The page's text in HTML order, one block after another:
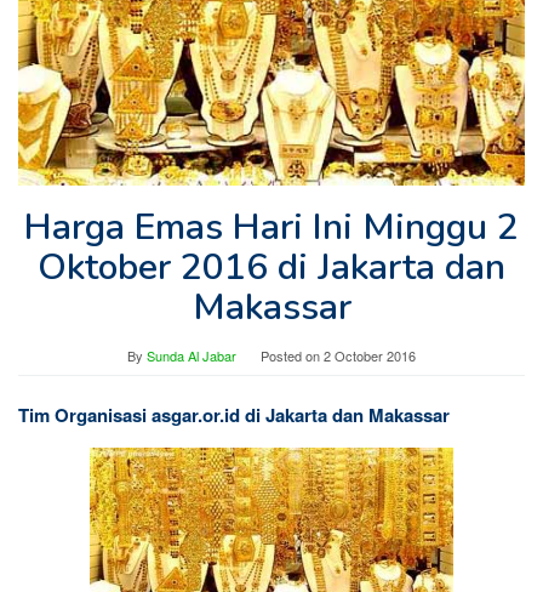
Harga Emas Hari Ini Minggu 2
Oktober 2016 di Jakarta dan
Makassar
By Sunda Al Jabar Posted on2 October 2016
Tim Organisasi asgar.or.id di Jakarta dan Makassar